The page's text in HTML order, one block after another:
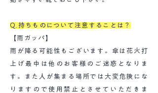
Q.持ちものについて注意することは？
【雨ガッパ】
雨が降る可能性もございます。傘は花火打
上げ最中は他のお客様のご迷惑となりま
す。また人が集まる場所では大変危険にな
りますので使用禁止とさせていただきま